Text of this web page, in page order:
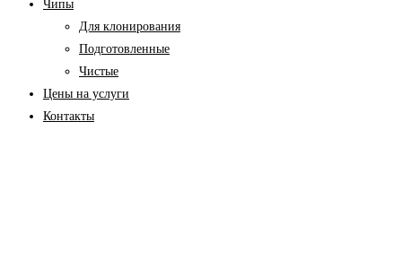
Чипы
Для клонирования
Подготовленные
Чистые
Цены на услуги
Контакты